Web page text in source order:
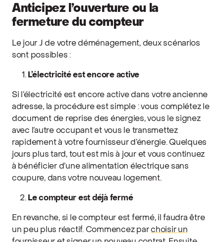
Anticipez l’ouverture ou la
fermeture du compteur
Le jour J de votre déménagement, deux scénarios
sont possibles :
L’électricité est encore active
Si l’électricité est encore active dans votre ancienne
adresse, la procédure est simple : vous complétez le
document de reprise des énergies, vous le signez
avec l’autre occupant et vous le transmettez
rapidement à votre fournisseur d’énergie. Quelques
jours plus tard, tout est mis à jour et vous continuez
à bénéficier d’une alimentation électrique sans
coupure, dans votre nouveau logement.
Le compteur est déjà fermé
En revanche, si le compteur est fermé, il faudra être
un peu plus réactif. Commencez parchoisir un